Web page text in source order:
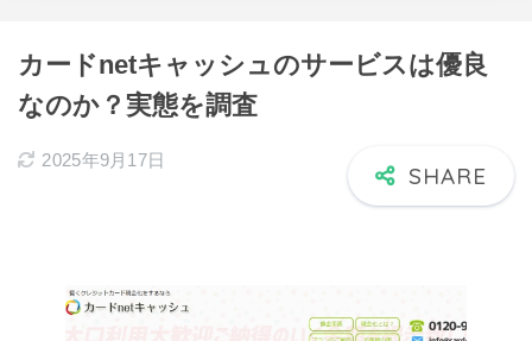
カードnetキャッシュのサービスは優良
なのか？実態を調査
2025年9月17日